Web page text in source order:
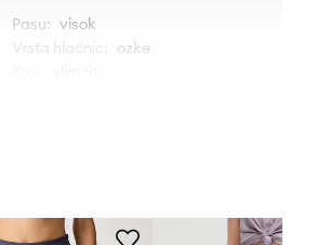
Pasu: visok
Vrsta hlačnic
ozke
nosi S